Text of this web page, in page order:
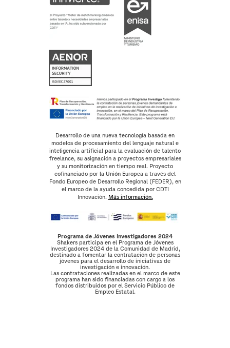
Desarrollo de una nueva tecnología basada en
modelos de procesamiento del lenguaje natural e
inteligencia artificial para la evaluación de talento
freelance, su asignación a proyectos empresariales
y su monitorización en tiempo real. Proyecto
cofinanciado por la Unión Europea a través del
Fondo Europeo de Desarrollo Regional (FEDER), en
el marco de la ayuda concedida por CDTI
Innovación. Más información.
Programa de Jóvenes Investigadores 2024
Shakers participa en el Programa de Jóvenes
Investigadores 2024 de la Comunidad de Madrid,
destinado a fomentar la contratación de personas
jóvenes para el desarrollo de iniciativas de
investigación e innovación.
Las contrataciones realizadas en el marco de este
programa han sido financiadas con cargo a los
fondos distribuidos por el Servicio Público de
Empleo Estatal.